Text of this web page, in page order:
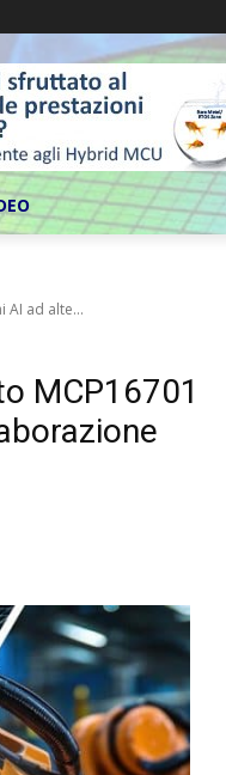
AI ad alte...
MCP16701